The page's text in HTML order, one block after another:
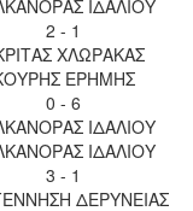
ΙΔΑΛΙΟΥ
2 - 1
ΧΛΩΡΑΚΑΣ
ΕΡΗΜΗΣ
0 - 6
ΙΔΑΛΙΟΥ
ΙΔΑΛΙΟΥ
3 - 1
ΔΕΡΥΝΕΙΑΣ